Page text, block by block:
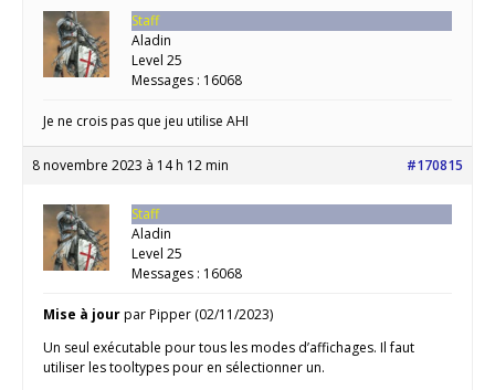
Staff
Aladin
Level 25
Messages : 16068
Je ne crois pas que jeu utilise AHI
8 novembre 2023 à 14 h 12 min #170815
Staff
Aladin
Level 25
Messages : 16068
Mise à jourpar Pipper (02/11/2023)
Un seul exécutable pour tous les modes d’affichages. Il faut
utiliser les tooltypes pour en sélectionner un.